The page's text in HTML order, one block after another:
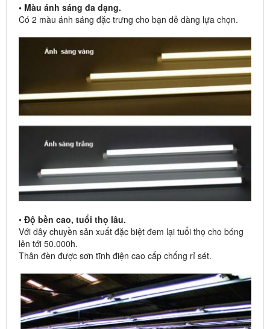
• Màu ánh sáng đa dạng.
Có 2 màu ánh sáng đặc trưng cho bạn dễ dàng lựa chọn.
• Độ bền cao, tuổi thọ lâu.
Với dây chuyền sản xuất đặc biệt đem lại tuổi thọ cho bóng
lên tới 50.000h.
Thân đèn được sơn tĩnh điện cao cấp chống rỉ sét.